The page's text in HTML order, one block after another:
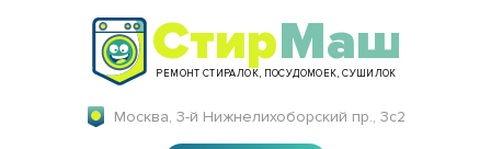
СтирМаш
РЕМОНТ СТИРАЛОК, ПОСУДОМОЕК, СУШИЛОК
Москва, 3-й Нижнелихоборский пр., 3с2